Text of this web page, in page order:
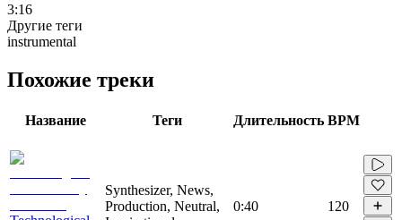
3:16
Другие теги
instrumental
Похожие треки
Название Теги Длительность BPM
Synthesizer, News,
Production, Neutral,
0:40 120